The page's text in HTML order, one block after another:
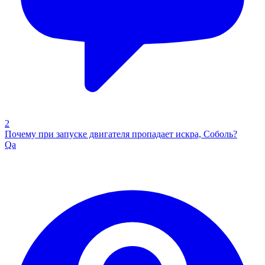
2
Почему при запуске двигателя пропадает искра, Соболь?
Qa